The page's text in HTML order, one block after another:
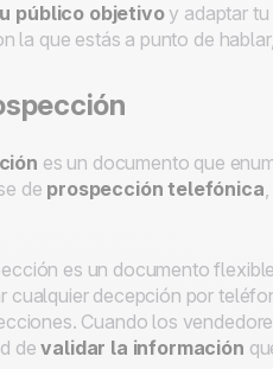
público objetivoy adaptar tu
la que estás a punto de
es un documento que
de prospección telefónica
es un documento
cualquier decepción por
Cuando los
devalidar la información